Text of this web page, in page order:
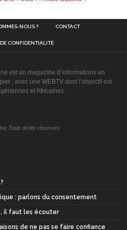
NOUS ? CONTACT
CONFIDENTIALITÉ
est un magazine d’informations en
, avec une WEBTV dont l’objectif est
et Africaines.
Tous droits réservés
: parlons du consentement
il faut les écouter
de ne pas se faire confiance